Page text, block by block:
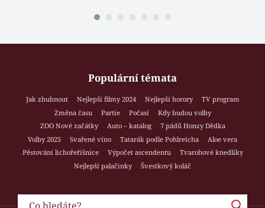
Populární témata
Jak zhubnout Nejlepší filmy 2024 Nejlepší horory
TV program
Změna času
Partie Počasí
Kdy budou volby
ZOO Nové začátky
Auto – katalog
7 pádů Honzy Dědka
Volby 2025
Svařené víno Tatarák podle Pohlreicha
Aloe vera
Pěstování lichořeřišnice
Výpočet ascendentu
Tvarohové knedlíky
Nejlepší palačinky
Švestkový koláč